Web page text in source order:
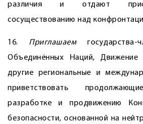
различия и отдают
сосуществованию над
16. Приглашаемгосударства-
Объединённых Наций, Движение
другие региональные и
приветствовать
разработке и продвижению
безопасности, основанной на